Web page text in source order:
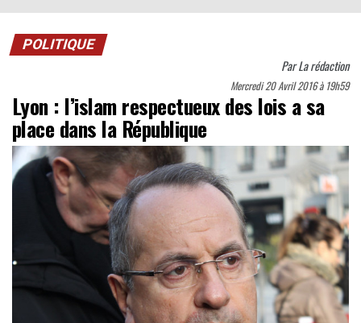
POLITIQUE
ParLa rédaction
Mercredi 20 Avril 2016 à 19h59
Lyon : l’islam respectueux des lois a sa
place dans la République